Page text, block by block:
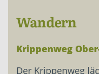
Wandern
Krippenweg
Der Krippenweg